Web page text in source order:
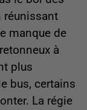
réunissant
manque de
à
plus
bus, certains
La régie